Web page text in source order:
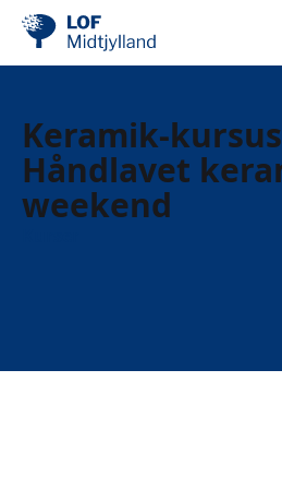
Keramik-
Håndlavet
weekend